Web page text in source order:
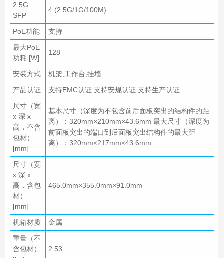
2.5G
SFP
4 (2.5G/1G/100M)
PoE功能
支持
最大PoE
功耗 [W]
128
安装方式
机架,工作台,挂墙
产品认证
支持EMC认证 支持安规认证 支持生产认证
尺寸（宽
x 深 x
高，不含
包材）
[mm]
基本尺寸（深度为不包含前后面板突出的结构件的距
离）：320mm×210mm×43.6mm 最大尺寸（深度为
前面板突出的端口到后面板突出结构件的最大距
离）：320mm×217mm×43.6mm
尺寸（宽
x 深 x
高，含包
材）
[mm]
465.0mm×355.0mm×91.0mm
机箱材质
金属
重量（不
含包材）
2.53